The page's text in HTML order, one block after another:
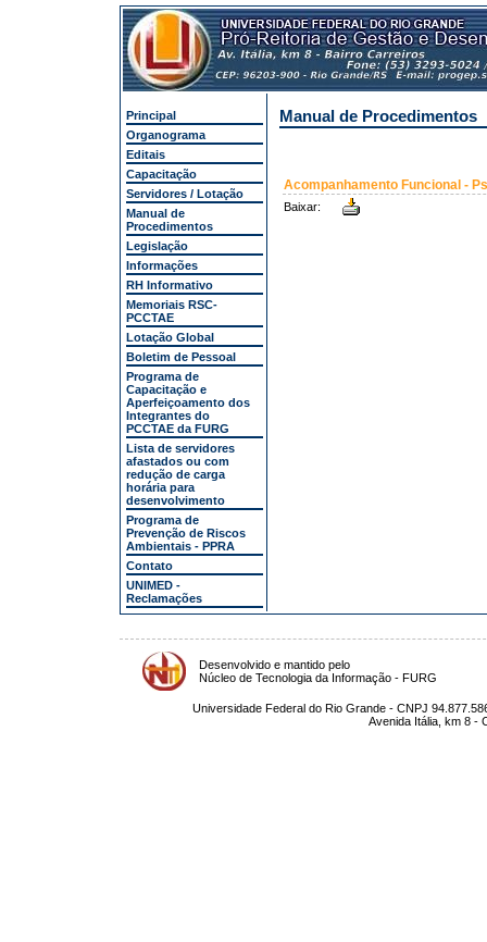
Principal
Organograma
Editais
Capacitação
Servidores / Lotação
Manual de
Procedimentos
Legislação
Informações
RH Informativo
Memoriais RSC-
PCCTAE
Lotação Global
Boletim de Pessoal
Programa de
Capacitação e
Aperfeiçoamento dos
Integrantes do
PCCTAE da FURG
Lista de servidores
afastados ou com
redução de carga
horária para
desenvolvimento
Programa de
Prevenção de Riscos
Ambientais - PPRA
Contato
UNIMED -
Reclamações
Manual de Procedimentos
Acompanhamento Funcional -
Baixar:
Desenvolvido e mantido pelo
Núcleo de Tecnologia da Informação - FURG
Universidade Federal do Rio Grande - CNPJ
Avenida Itália, km 8 -